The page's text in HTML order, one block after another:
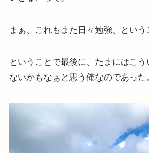
まぁ、これもまた日々勉強、という
ということで最後に、たまにはこう
ないかもなぁと思う俺なのであった